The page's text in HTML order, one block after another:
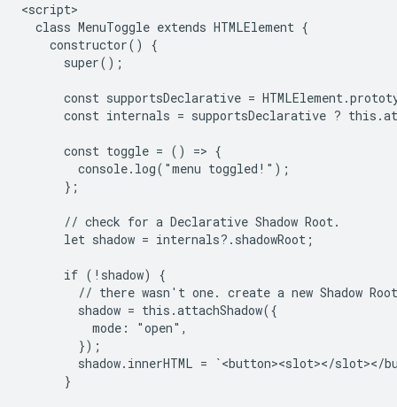
<script>
  class MenuToggle extends HTMLElement {
    constructor() {
      super();
const supportsDeclarative =
const internals = supportsDeclarative ?
      const toggle = () => {
        console.log("menu toggled!");
      };
      // check for a Declarative Shadow Root.
      let shadow = internals?.shadowRoot;
      if (!shadow) {
// there wasn't one. create a new Shadow
        shadow = this.attachShadow({
          mode: "open",
        });
shadow.innerHTML = `<button><slot></slot></
      }